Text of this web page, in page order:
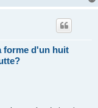
forme d'un huit